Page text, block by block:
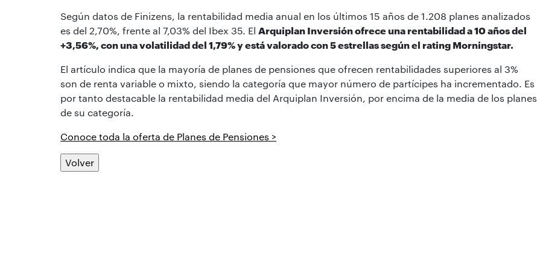
Según datos de Finizens, la rentabilidad media anual en los últimos 15 años de 1.208 planes analizados
es del 2,70%, frente al 7,03% del Ibex 35. El Arquiplan Inversión ofrece una rentabilidad a 10 años del
+3,56%, con una volatilidad del 1,79% y está valorado con 5 estrellas según el rating Morningstar.
El artículo indica que la mayoría de planes de pensiones que ofrecen rentabilidades superiores al 3%
son de renta variable o mixto, siendo la categoría que mayor número de partícipes ha incrementado. Es
por tanto destacable la rentabilidad media del Arquiplan Inversión, por encima de la media de los planes
de su categoría.
Conoce toda la oferta de Planes de Pensiones >
Volver